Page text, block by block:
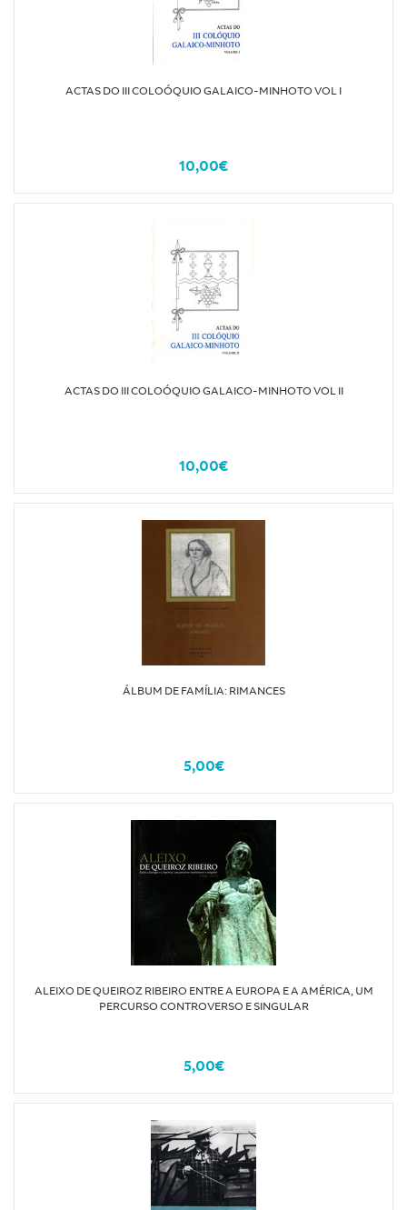
ACTAS DO III COLOÓQUIO GALAICO-MINHOTO VOL I
10,00€
ACTAS DO III COLOÓQUIO GALAICO-MINHOTO VOL II
10,00€
ÁLBUM DE FAMÍLIA: RIMANCES
5,00€
ALEIXO DE QUEIROZ RIBEIRO ENTRE A EUROPA E A AMÉRICA, UM
PERCURSO CONTROVERSO E SINGULAR
5,00€